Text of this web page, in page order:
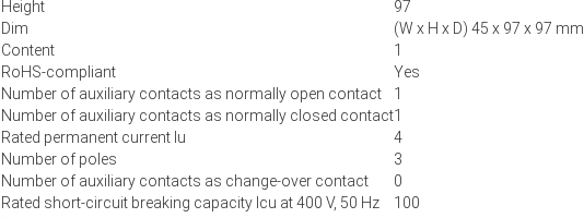
Height
97
Dim
(W x H x D) 45 x 97 x 97 mm
Content
1
RoHS-compliant
Yes
Number of auxiliary contacts as normally open contact
1
Number of auxiliary contacts as normally closed contact1
Rated permanent current Iu
4
Number of poles
3
Number of auxiliary contacts as change-over contact
0
Rated short-circuit breaking capacity lcu at 400 V, 50 Hz
100